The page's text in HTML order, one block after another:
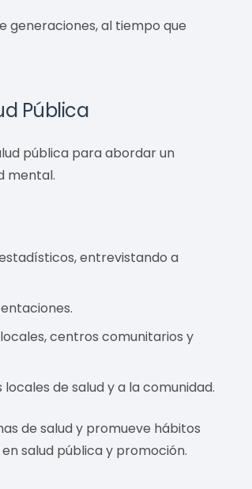
generaciones, al tiempo que
Pública
pública para abordar un
mental.
entrevistando a
centros comunitarios y
de salud y a la comunidad.
de salud y promueve hábitos
salud pública y promoción.